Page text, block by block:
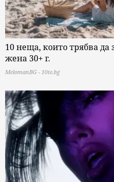
10 неща, които трябва да
жена 30+ г.
MelomanBG - 10te.bg